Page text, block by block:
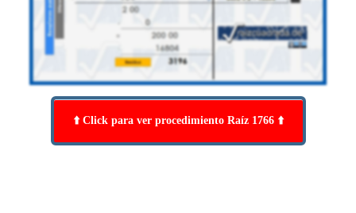
⬆️ Click para ver procedimiento Raíz 1766 ⬆️